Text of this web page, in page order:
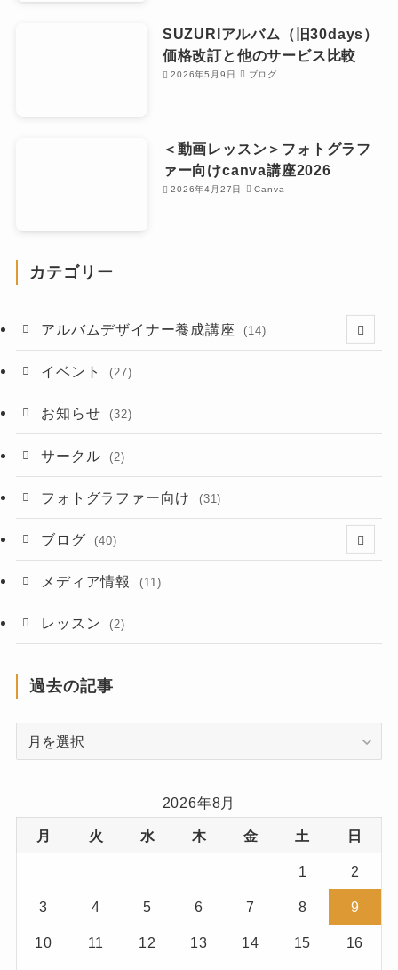
SUZURIアルバム（旧30days）
価格改訂と他のサービス比較
2026年5月9日 ブログ
＜動画レッスン＞フォトグラフ
ァー向けcanva講座2026
2026年4月27日 Canva
カテゴリー
アルバムデザイナー養成講座 (14)
イベント (27)
お知らせ (32)
サークル (2)
フォトグラファー向け (31)
ブログ (40)
(2)
(7)
(7)
メディア情報 (11)
レッスン (2)
過去の記事
事
2026年8月
月 火 水 木 金 土 日
1 2
3 4 5 6 7 8 9
10 11 12 13 14 15 16